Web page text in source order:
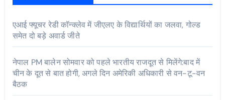
एआई फ्यूचर रेडी कॉन्क्लेव में जीएलए के विद्यार्थियों का जलवा, गोल्ड
समेत दो बड़े अवार्ड जीते
नेपाल PM बालेन सोमवार को पहले भारतीय राजदूत से मिलेंगे:बाद में
चीन के दूत से बात होगी, अगले दिन अमेरिकी अधिकारी से वन-टू-वन
बैठक